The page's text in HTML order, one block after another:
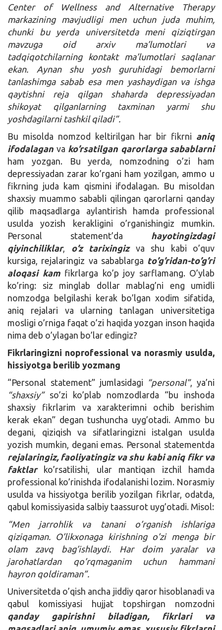
Center of Wellness and Alternative Therapy
markazining mavjudligi men uchun juda muhim,
chunki bu yerda universitetda meni qiziqtirgan
mavzuga oid arxiv ma’lumotlari va
tadqiqotchilarning kontakt ma’lumotlari saqlanar
ekan. Aynan shu yosh guruhidagi bemorlarni
tanlashimga sabab esa men yashaydigan va ishga
qaytishni reja qilgan shaharda depressiyadan
shikoyat qilganlarning taxminan yarmi shu
yoshdagilarni tashkil qiladi”.
Bu misolda nomzod keltirilgan har bir fikrni aniq
ifodalagan va ko’rsatilgan qarorlarga sabablarni
ham yozgan. Bu yerda, nomzodning o’zi ham
depressiyadan zarar ko’rgani ham yozilgan, ammo u
fikrning juda kam qismini ifodalagan. Bu misoldan
shaxsiy muammo sababli qilingan qarorlarni qanday
qilib maqsadlarga aylantirish hamda professional
usulda yozish kerakligini o’rganishingiz mumkin.
Personal statement’da hayotingizdagi
qiyinchiliklar, o’z tarixingizva shu kabi o’quv
kursiga, rejalaringiz va sabablarga to’g’ridan-to’g’ri
aloqasi kamfikrlarga ko’p joy sarflamang. O’ylab
ko’ring: siz minglab dollar mablag’ni eng umidli
nomzodga belgilashi kerak bo’lgan xodim sifatida,
aniq rejalari va ularning tanlagan universitetiga
mosligi o’rniga faqat o’zi haqida yozgan inson haqida
nima deb o’ylagan bo’lar edingiz?
Fikrlaringizni noprofessional va norasmiy usulda,
hissiyotga berilib yozmang
“Personal statement” jumlasidagi “personal”, ya’ni
“shaxsiy”so’zi ko’plab nomzodlarda “bu inshoda
shaxsiy fikrlarim va xarakterimni ochib berishim
kerak ekan” degan tushuncha uyg’otadi. Ammo bu
degani, qiziqish va sifatlaringizni istalgan usulda
yozish mumkin, degani emas. Personal statementda
rejalaringiz, faoliyatingiz va shu kabi aniq fikr va
faktlarko’rsatilishi, ular mantiqan izchil hamda
professional ko’rinishda ifodalanishi lozim. Norasmiy
usulda va hissiyotga berilib yozilgan fikrlar, odatda,
qabul komissiyasida salbiy taassurot uyg’otadi. Misol:
“Men jarrohlik va tanani o’rganish ishlariga
qiziqaman. O’likxonaga kirishning o’zi menga bir
olam zavq bag’ishlaydi. Har doim yaralar va
jarohatlardan qo’rqmaganim uchun hammani
hayron qoldiraman”.
Universitetda o’qish ancha jiddiy qaror hisoblanadi va
qabul komissiyasi hujjat topshirgan nomzodni
qanday gapirishni biladigan, fikrlari va